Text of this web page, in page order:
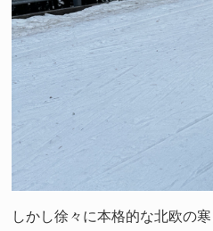
しかし徐々に本格的な北欧の